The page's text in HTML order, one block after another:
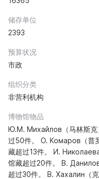
储存单位
2393
预算状况
市政
组织分类
非营利机构
博物馆物品
Ю.М. Михайлов（马林斯克
过50件。 О. Комаров（普
藏超过13件。 И.
馆藏超过20件。 В.
超过30件。 В. Хахалин（